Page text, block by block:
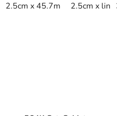
2.5cm x 45.7m 2.5cm x linm